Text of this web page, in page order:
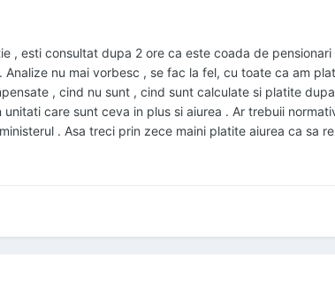
, esti consultat dupa 2 ore ca este coada de
nu mai vorbesc , se fac la fel, cu toate ca am
, cind nu sunt , cind sunt calculate si platite
care sunt ceva in plus si aiurea . Ar trebuii
. Asa treci prin zece maini platite aiurea ca sa